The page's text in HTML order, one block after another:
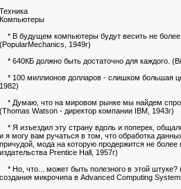
Техника
Компьютеры
* В будущем компьютеры будут весить не более
(PopularMechanics, 1949г)
* 640КБ должно быть достаточно для каждого.
* 100 миллионов долларов - слишком большая
1982)
* Думаю, что на мировом рынке мы найдем
(Thomas Watson - директор компании IBM, 1943г)
* Я изъездил эту страну вдоль и поперек,
и я могу вам ручаться в том, что обработка
причудой, мода на которую продержится не более
издательства Prentice Hall, 1957г)
* Но, что... может быть полезного в этой штуке?
создания микрочипа в Advanced Computing